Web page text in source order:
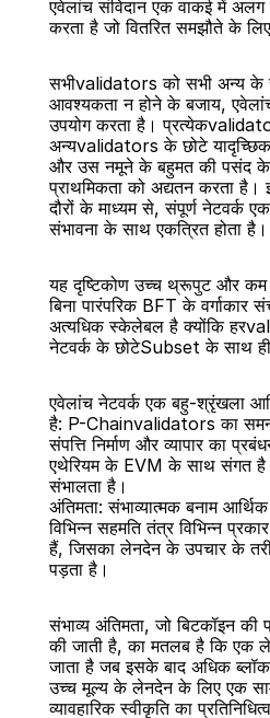
एवेलांच संविदान एक वाकई में अलग
करता है जो वितरित समझौते के
सभीvalidators को सभी अन्य के
आवश्यकता न होने के बजाय,
उपयोग करता है।
अन्यvalidators के छोटे
और उस नमूने के बहुमत की पसंद के
प्राथमिकता को अद्यतन करता
दौरों के माध्यम से, संपूर्ण नेटवर्क
संभावना के साथ एकत्रित होता है।
यह दृष्टिकोण उच्च थ्रूपुट और कम
बिना पारंपरिक BFT के
अत्यधिक स्केलेबल है क्योंकि
नेटवर्क के छोटेSubset के साथ
एवेलांच नेटवर्क एक बहु-श्रृंखला
है: P-Chainvalidators का
संपत्ति निर्माण और व्यापार का
एथेरियम के EVM के साथ संगत है
संभालता है।
अंतिमता: संभाव्यात्मक बनाम आर्थिक
विभिन्न सहमति तंत्र विभिन्न
हैं, जिसका लेनदेन के उपचार के
पड़ता है।
संभाव्य अंतिमता, जो बिटकॉइन की
की जाती है, का मतलब है कि एक
जाता है जब इसके बाद अधिक
उच्च मूल्य के लेनदेन के लिए एक
व्यावहारिक स्वीकृति का